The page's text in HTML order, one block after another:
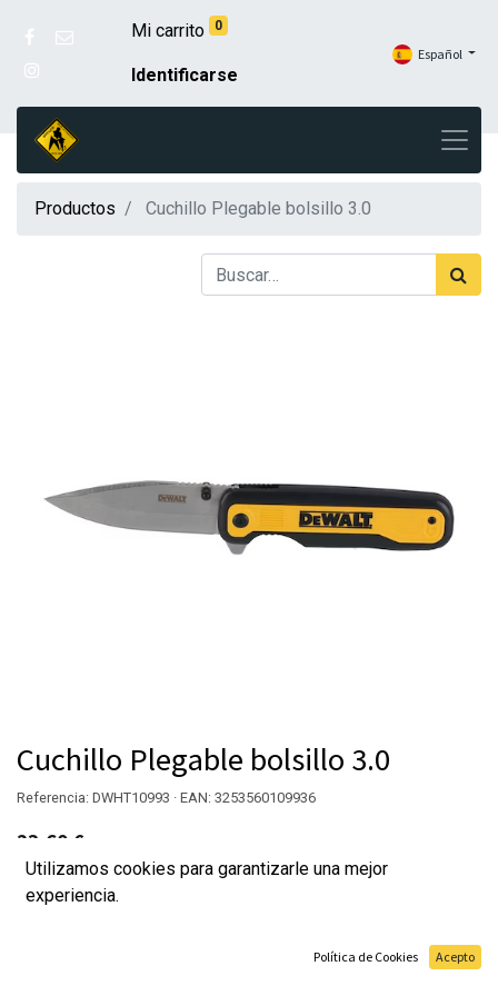
Mi carrito 0
Identificarse
Español
Productos Cuchillo Plegable bolsillo 3.0
Cuchillo Plegable bolsillo 3.0
Referencia: DWHT10993 · EAN: 3253560109936
23,60 €
Agregar al carrito
Utilizamos cookies para garantizarle una mejor
experiencia.
Política de Cookies Acepto